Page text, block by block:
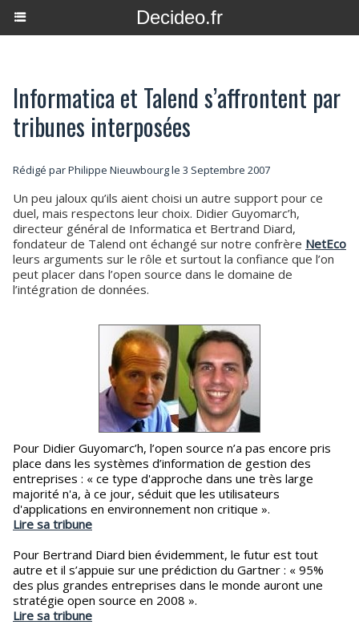
Decideo.fr
Informatica et Talend s’affrontent par
tribunes interposées
Rédigé parPhilippe Nieuwbourgle 3 Septembre 2007
Un peu jaloux qu’ils aient choisi un autre support pour ce
duel, mais respectons leur choix. Didier Guyomarc’h,
directeur général de Informatica et Bertrand Diard,
fondateur de Talend ont échangé sur notre confrère NetEco
leurs arguments sur le rôle et surtout la confiance que l’on
peut placer dans l’open source dans le domaine de
l’intégration de données.
Pour Didier Guyomarc’h, l’open source n’a pas encore pris
place dans les systèmes d’information de gestion des
entreprises : « ce type d'approche dans une très large
majorité n'a, à ce jour, séduit que les utilisateurs
d'applications en environnement non critique ».
Lire sa tribune
Pour Bertrand Diard bien évidemment, le futur est tout
autre et il s’appuie sur une prédiction du Gartner : « 95%
des plus grandes entreprises dans le monde auront une
stratégie open source en 2008 ».
Lire sa tribune